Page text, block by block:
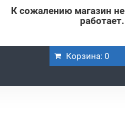
К сожалению магазин не
работает.
Корзина: 0